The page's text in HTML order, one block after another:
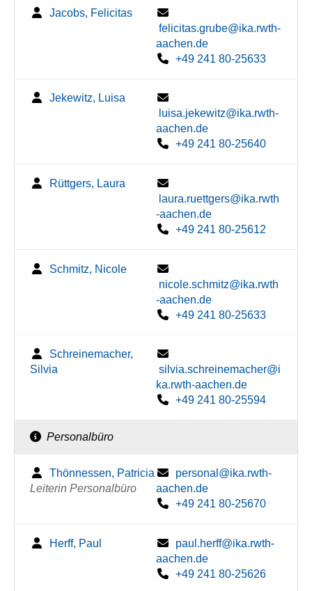
Jacobs, Felicitas
felicitas.grube@ika.rwth-
aachen.de
+49 241 80-25633
Jekewitz, Luisa
luisa.jekewitz@ika.rwth-
aachen.de
+49 241 80-25640
Rüttgers, Laura
laura.ruettgers@ika.rwth
-aachen.de
+49 241 80-25612
Schmitz, Nicole
nicole.schmitz@ika.rwth
-aachen.de
+49 241 80-25633
Schreinemacher,
Silvia
silvia.schreinemacher@i
ka.rwth-aachen.de
+49 241 80-25594
Personalbüro
Thönnessen, Patricia
Leiterin Personalbüro
personal@ika.rwth-
aachen.de
+49 241 80-25670
Herff, Paul
paul.herff@ika.rwth-
aachen.de
+49 241 80-25626